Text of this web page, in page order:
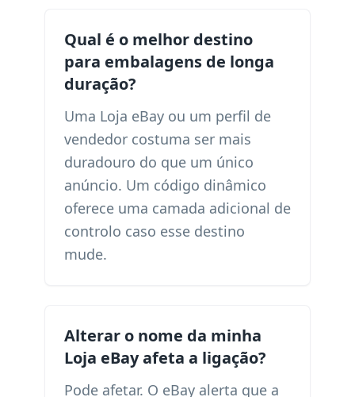
Qual é o melhor destino
para embalagens de longa
duração?
Uma Loja eBay ou um perfil de
vendedor costuma ser mais
duradouro do que um único
anúncio. Um código dinâmico
oferece uma camada adicional de
controlo caso esse destino
mude.
Alterar o nome da minha
Loja eBay afeta a ligação?
Pode afetar. O eBay alerta que a